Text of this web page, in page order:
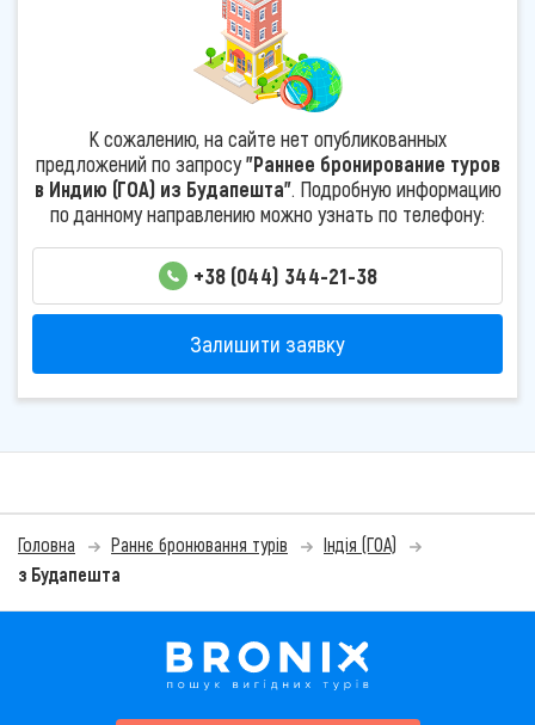
К сожалению, на сайте нет опубликованных
предложений по запросу"Раннее бронирование туров
в Индию (ГОА) из Будапешта". Подробную информацию
по данному направлению можно узнать по телефону:
+38 (044) 344-21-38
Залишити заявку
Головна Раннє бронювання турів
Індія (ГОА)
з Будапешта